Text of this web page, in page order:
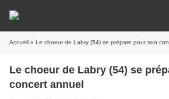
Accueil » Le choeur de Labry (54) se prépare pour son
Le choeur de Labry (54) se
concert annuel